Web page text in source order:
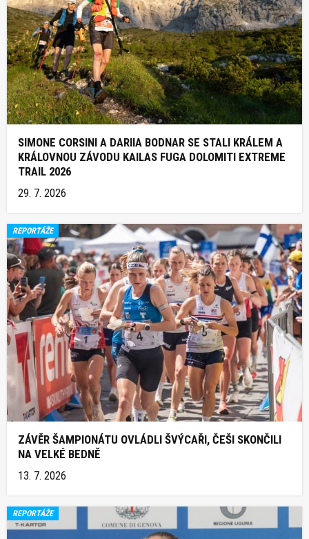
SIMONE CORSINI A DARIIA BODNAR SE STALI KRÁLEM A
KRÁLOVNOU ZÁVODU KAILAS FUGA DOLOMITI EXTREME
TRAIL 2026
29. 7. 2026
REPORTÁŽE
ZÁVĚR ŠAMPIONÁTU OVLÁDLI ŠVÝCAŘI, ČEŠI SKONČILI
NA VELKÉ BEDNĚ
13. 7. 2026
REPORTÁŽE